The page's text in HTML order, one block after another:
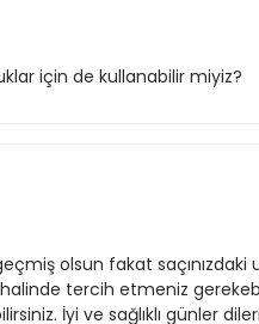
için de kullanabilir miyiz?
olsun fakat
tercih etmeniz
İyi ve sağlıklı günler